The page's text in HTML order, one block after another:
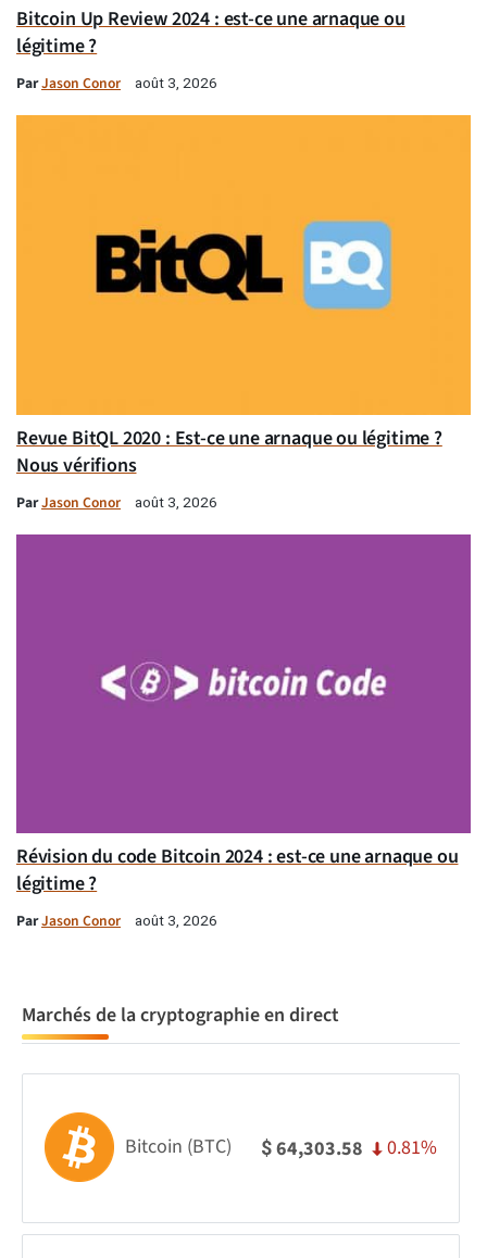
Bitcoin Up Review 2024 : est-ce une arnaque ou
légitime ?
ParJason Conor août 3, 2026
Revue BitQL 2020 : Est-ce une arnaque ou légitime ?
Nous vérifions
ParJason Conor août 3, 2026
Révision du code Bitcoin 2024 : est-ce une arnaque ou
légitime ?
ParJason Conor août 3, 2026
Marchés de la cryptographie en direct
Bitcoin (BTC) $64,303.58 0.81%